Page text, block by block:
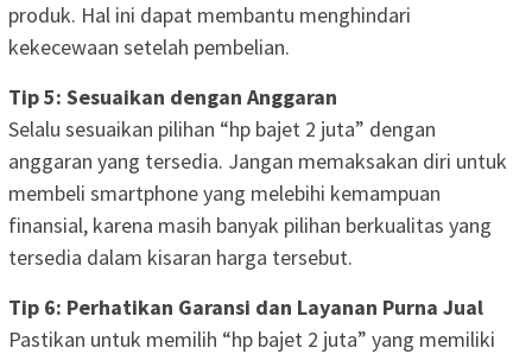
produk. Hal ini dapat membantu menghindari
kekecewaan setelah pembelian.
Tip 5: Sesuaikan dengan Anggaran
Selalu sesuaikan pilihan “hp bajet 2 juta” dengan
anggaran yang tersedia. Jangan memaksakan diri untuk
membeli smartphone yang melebihi kemampuan
finansial, karena masih banyak pilihan berkualitas yang
tersedia dalam kisaran harga tersebut.
Tip 6: Perhatikan Garansi dan Layanan Purna Jual
Pastikan untuk memilih “hp bajet 2 juta” yang memiliki